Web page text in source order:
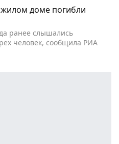
доме погибли
ранее слышались
человек, сообщила РИА